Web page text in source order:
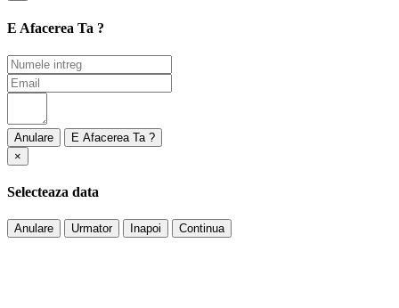
E Afacerea Ta ?
Anulare
×
Selecteaza data
Anulare